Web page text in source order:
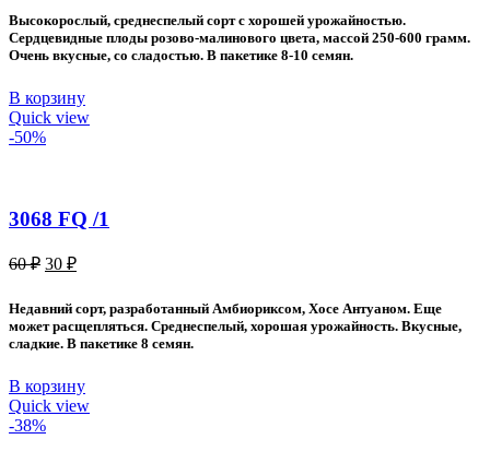
составляла
70 ₽.
40 ₽.
Высокорослый, среднеспелый сорт с хорошей урожайностью.
Сердцевидные плоды розово-малинового цвета, массой 250-600 грамм.
Очень вкусные, со сладостью. В пакетике 8-10 семян.
В корзину
Quick view
-50%
3068 FQ /1
60₽ Первоначальная
составляла
60 ₽.
30 ₽Текущая
30 ₽.
Недавний сорт, разработанный Амбиориксом, Хосе Антуаном. Еще
может расщепляться. Среднеспелый, хорошая урожайность. Вкусные,
сладкие. В пакетике 8 семян.
В корзину
Quick view
-38%